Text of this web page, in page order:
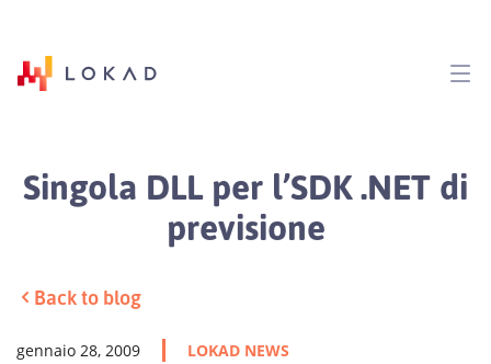
Singola DLL per l’SDK .NET di
previsione
Back to blog
gennaio 28, 2009
LOKAD NEWS